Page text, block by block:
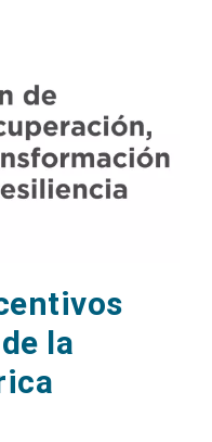
la